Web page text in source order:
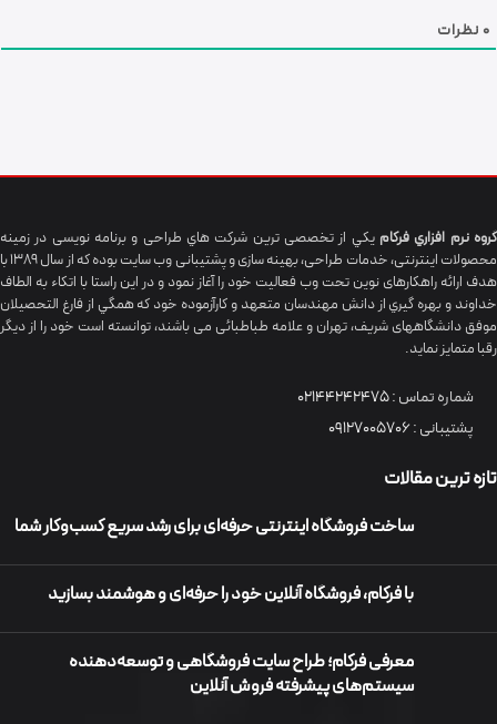
0 نظرات
گروه نرم افزاري فرکام يکي از تخصصی ترين شرکت هاي طراحی و برنامه نویسی در زمینه
محصولات اینترنتی، خدمات طراحی، بهینه سازی و پشتیبانی وب سایت بوده که از سال 1389 با
هدف ارائه راهکارهای نوین تحت وب فعالیت خود را آغاز نمود و در این راستا با اتکاء به الطاف
خداوند و بهره گيري از دانش مهندسان متعهد و کارآزموده خود که همگي از فارغ التحصیلان
موفق دانشگاههای شريف، تهران و علامه طباطبائی می باشند، توانسته است خود را از دیگر
رقبا متمایز نماید.
شماره تماس :02144242475
پشتیبانی :09127005706
تازه ترین مقالات
ساخت فروشگاه اینترنتی حرفه‌ای برای رشد سریع کسب‌وکار شما
با فرکام، فروشگاه آنلاین خود را حرفه‌ای و هوشمند بسازید
معرفی فرکام؛ طراح سایت فروشگاهی و توسعه‌دهنده
سیستم‌های پیشرفته فروش آنلاین